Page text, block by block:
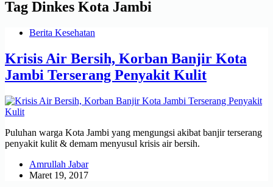
Tag Dinkes Kota Jambi
Berita Kesehatan
Krisis Air Bersih, Korban Banjir Kota
Jambi Terserang Penyakit Kulit
Puluhan warga Kota Jambi yang mengungsi akibat banjir terserang
penyakit kulit & demam menyusul krisis air bersih.
Amrullah Jabar
Maret 19, 2017